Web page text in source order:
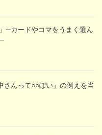
─カードやコマをうまく選ん
さんって○○ぽい」の例えを当